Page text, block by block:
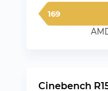
169
Cinebench